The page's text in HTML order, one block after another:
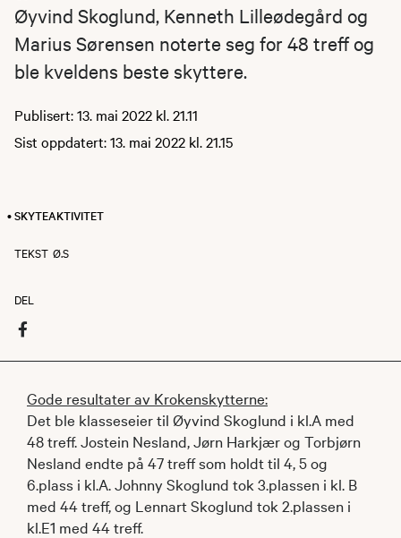
Øyvind Skoglund, Kenneth Lilleødegård og
Marius Sørensen noterte seg for 48 treff og
ble kveldens beste skyttere.
Publisert: 13. mai 2022 kl. 21.11
Sist oppdatert: 13. mai 2022 kl. 21.15
• SKYTEAKTIVITET
TEKST Ø.S
DEL
Gode resultater av Krokenskytterne:
Det ble klasseseier til Øyvind Skoglund i kl.A med
48 treff. Jostein Nesland, Jørn Harkjær og Torbjørn
Nesland endte på 47 treff som holdt til 4, 5 og
6.plass i kl.A. Johnny Skoglund tok 3.plassen i kl. B
med 44 treff, og Lennart Skoglund tok 2.plassen i
kl.E1 med 44 treff.